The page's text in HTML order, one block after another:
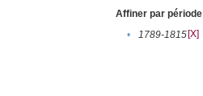
Affiner par période
•
1789-1815[X]